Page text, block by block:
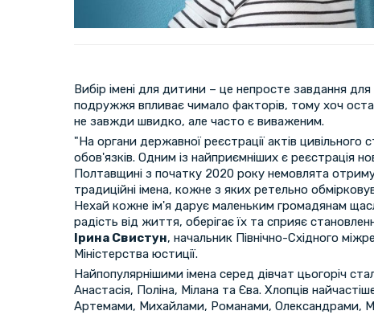
Вибір імені для дитини – це непросте завдання
подружжя впливає чимало факторів, тому хоч
не завжди швидко, але часто є виваженим.
"На органи державної реєстрації актів цивільного
обов'язків. Одним із найприємніших є реєстрація
Полтавщині з початку 2020 року немовлята
традиційні імена, кожне з яких ретельно
Нехай кожне ім'я дарує маленьким громадянам
радість від життя, оберігає їх та сприяє
Ірина Свистун, начальник Північно-Східного
Міністерства юстиції.
Найпопулярнішими імена серед дівчат цьогоріч
Анастасія, Поліна, Мілана та Єва. Хлопців
Артемами, Михайлами, Романами, Олександрами,